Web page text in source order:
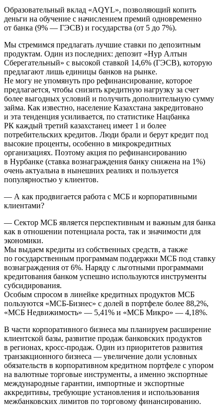
Образовательный вклад «AQYL», позволяющий копить
деньги на обучение с начислением премий одновременно
от банка (9% — ГЭСВ) и государства (от 5 до 7%).
Мы стремимся предлагать лучшие ставки по депозитным
продуктам. Один из последних: депозит «Нур Алтын
Сберегательный» с высокой ставкой 14,6% (ГЭСВ), которую
предлагают лишь единицы банков на рынке.
Не могу не упомянуть про рефинансирование, которое
предлагается, чтобы снизить кредитную нагрузку за счет
более выгодных условий и получить дополнительную сумму
займа. Как известно, население Казахстана закредитовано
и эта тенденция усиливается, по статистике Нацбанка
РК каждый третий казахстанец имеет 1 и более
потребительских кредитов. Люди брали и берут кредит под
высокие проценты, особенно в микрокредитных
организациях. Поэтому акция по рефинансированию
в Нурбанке (ставка вознаграждения банку снижена на 1%)
очень актуальна в нынешних реалиях и пользуется
популярностью у клиентов.
— А как продвигается работа с МСБ и корпоративными
клиентами?
— Сектор МСБ является перспективным и важным для банка
как в отношении потенциала роста, так и значимости для
экономики.
Мы выдаем кредиты из собственных средств, а также
по государственным программам поддержки МСБ под ставку
вознаграждения от 6%. Наряду с льготными программами
кредитования банком успешно используются инструменты
субсидирования.
Особым спросом в линейке кредитных продуктов МСБ
пользуются «МСБ-Бизнес» с долей в портфеле более 88,2%,
«МСБ Недвижимость» — 5,41% и «МСБ Микро» — 4,18%.
В части корпоративного бизнеса мы планируем расширение
клиентской базы, развитие продаж банковских продуктов
в регионах, кросс-продаж. Один из приоритетов развития
транзакционного бизнеса — увеличение доли условных
обязательств в корпоративном кредитном портфеле с упором
на валютные торговые инструменты, а именно экспортные
международные гарантии, импортные и экспортные
аккредитивы, требующие установления и использования
межбанковских лимитов по торговому финансированию.